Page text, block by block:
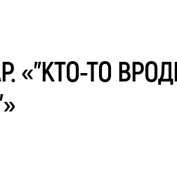
«"КТО-ТО